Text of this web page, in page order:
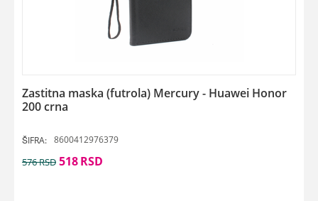
Zastitna maska (futrola) Mercury - Huawei Honor
200 crna
ŠIFRA: 8600412976379
576RSD 518RSD